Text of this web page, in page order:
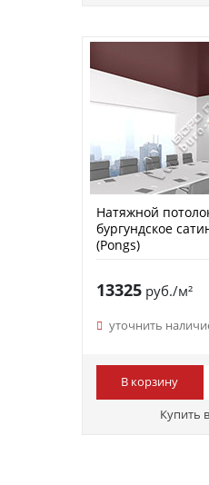
Натяжной
бургундское
(Pongs)
13325руб./м²
уточнить
В корзину
Купить